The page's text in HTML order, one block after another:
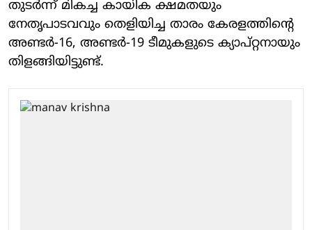
തുടർന്ന് മികച്ച കായിക ക്ഷമതയും
നേതൃപാടവവും തെളിയിച്ച താരം കേരളത്തിന്റെ
അണ്ടർ-16, അണ്ടർ-19 ടീമുകളുടെ ക്യാപ്റ്റനായും
തിളങ്ങിയിട്ടുണ്ട്.